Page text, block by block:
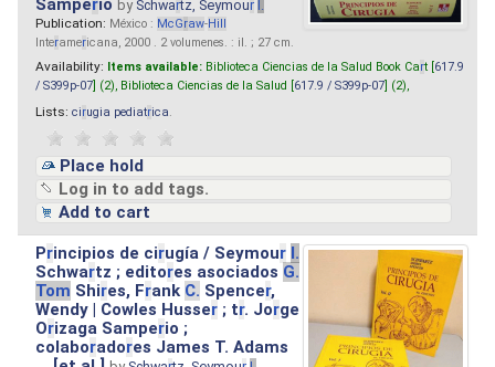
Samperio by Schwartz, Seymour I.
Publication: México : McGraw-Hill
Interamericana, 2000 . 2 volumenes. : il. ; 27 cm.
Availability: Items available: Biblioteca Ciencias de la Salud Book Cart [ 617.9
/ S399p-07 ] (2), Biblioteca Ciencias de la Salud [ 617.9 / S399p-07 ] (2),
Lists: cirugia pediatrica
Place hold
Log in to add tags.
Add to cart
Principios de cirugía / Seymour I.
Schwartz ; editores asociados G.
Tom Shires, Frank C. Spencer,
Wendy | Cowles Husser ; tr. Jorge
Orizaga Samperio ;
colaboradores James T. Adams